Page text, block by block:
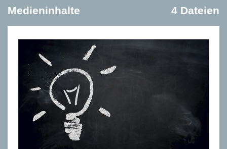
Medieninhalte 4 Dateien